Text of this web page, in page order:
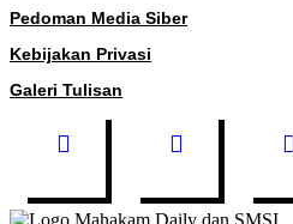
Pedoman Media Siber
Kebijakan Privasi
Galeri Tulisan